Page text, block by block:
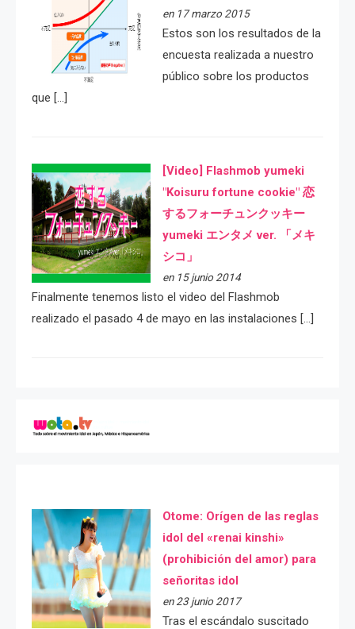
en 17 marzo 2015
Estos son los resultados de la
encuesta realizada a nuestro
público sobre los productos
que […]
[Video] Flashmob yumeki
"Koisuru fortune cookie" 恋
するフォーチュンクッキー
yumeki エンタメ ver. 「メキ
シコ」
en 15 junio 2014
Finalmente tenemos listo el video del Flashmob
realizado el pasado 4 de mayo en las instalaciones […]
Otome: Orígen de las reglas
idol del «renai kinshi»
(prohibición del amor) para
señoritas idol
en 23 junio 2017
Tras el escándalo suscitado